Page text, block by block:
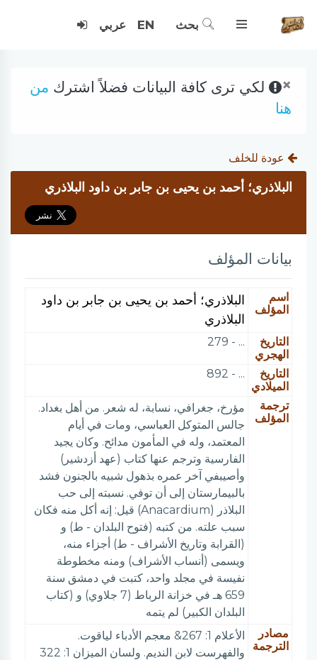
بحث EN عربي
× لكي ترى كافة البيانات فضلاً اشترك من
هنا
عودة للخلف
البلاذري؛ أحمد بن يحيى بن جابر بن داود البلاذري
بيانات المؤلف
اسم
المؤلف
البلاذري؛ أحمد بن يحيى بن جابر بن داود
البلاذري
التاريخ
الهجري
... - 279
التاريخ
الميلادي
... - 892
ترجمة
المؤلف
مؤرخ، جغرافي، نسابة، له شعر. من أهل بغداد.
جالس المتوكل العباسي، ومات في أيام
المعتمد، وله في المأمون مدائح. وكان يجيد
الفارسية وترجم عنها كتاب (عهد أزدشير)
وأصيبفي آخر عمره بذهول شبيه بالجنون فشد
بالبيمارستان إلى أن توفي. نسبته إلى حب
البلاذر (Anacardium) قيل: إنه أكل منه فكان
سبب علته. من كتبه (فتوح البلدان - ط) و
(القرابة وتاريخ الأشراف - ط) أجزاء منه،
ويسمى (أنساب الأشراف) ومنه مخطوطة
نفيسة في مجلد واحد، كتبت في دمشق سنة
659 هـ في خزانة الرباط (7 جلاوي) و (كتاب
البلدان الكبير) لم يتمه
مصادر
الترجمة
الأعلام 1: 267& معجم الأدباء لياقوت.
والفهرست لابن النديم. ولسان الميزان 1: 322